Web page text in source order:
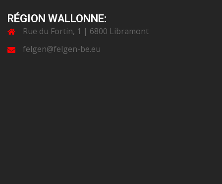
RÉGION WALLONNE:
Rue du Fortin, 1 | 6800 Libramont
felgen@felgen-be.eu